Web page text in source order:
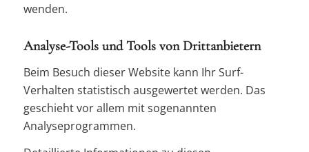
wenden.
Analyse-Tools und Tools von Dritt­anbietern
Beim Besuch dieser Website kann Ihr Surf-
Verhalten statistisch ausgewertet werden. Das
geschieht vor allem mit sogenannten
Analyseprogrammen.